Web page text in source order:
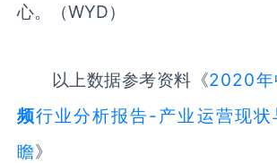
心。（WYD）
以上数据参考资料《2020年
频行业分析报告-产业运营现状
瞻》